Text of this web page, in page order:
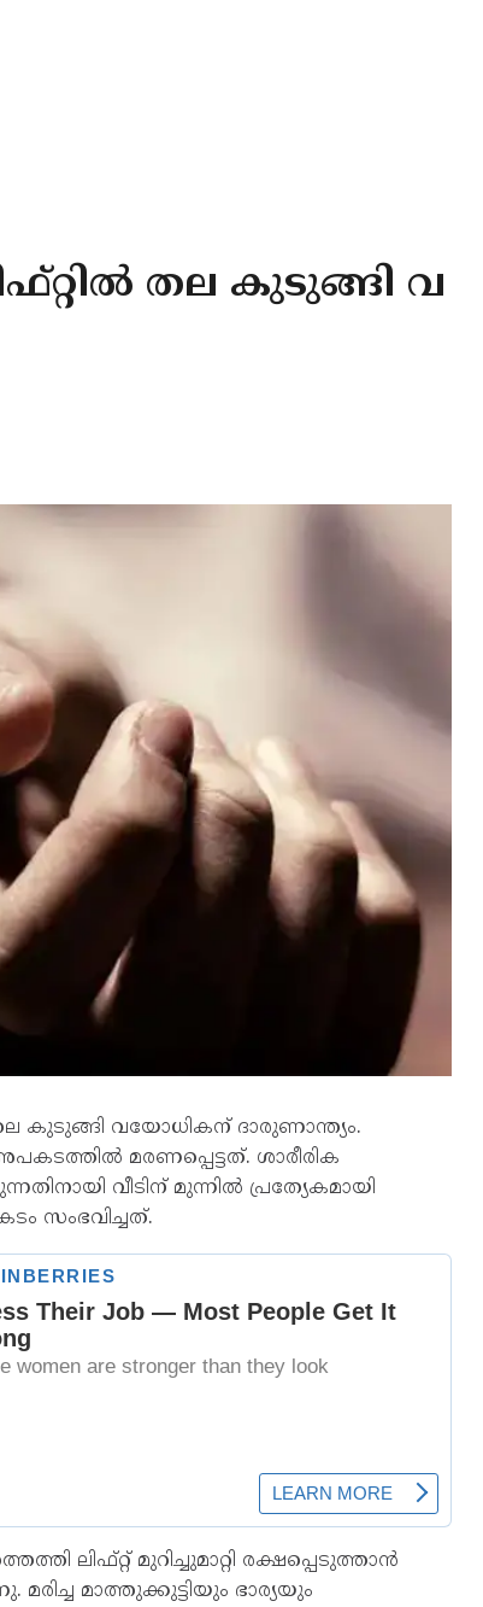
തല കുടുങ്ങി വ
തല കുടുങ്ങി വയോധികന് ദാരുണാന്ത്യം.
മരണപ്പെട്ടത്. ശാരീരിക
വീടിന് മുന്നിൽ പ്രത്യേകമായി
സംഭവിച്ചത്.
ലിഫ്റ്റ് മുറിച്ചുമാറ്റി രക്ഷപ്പെടുത്താൻ
മരിച്ച മാത്തുക്കുട്ടിയും ഭാര്യയും